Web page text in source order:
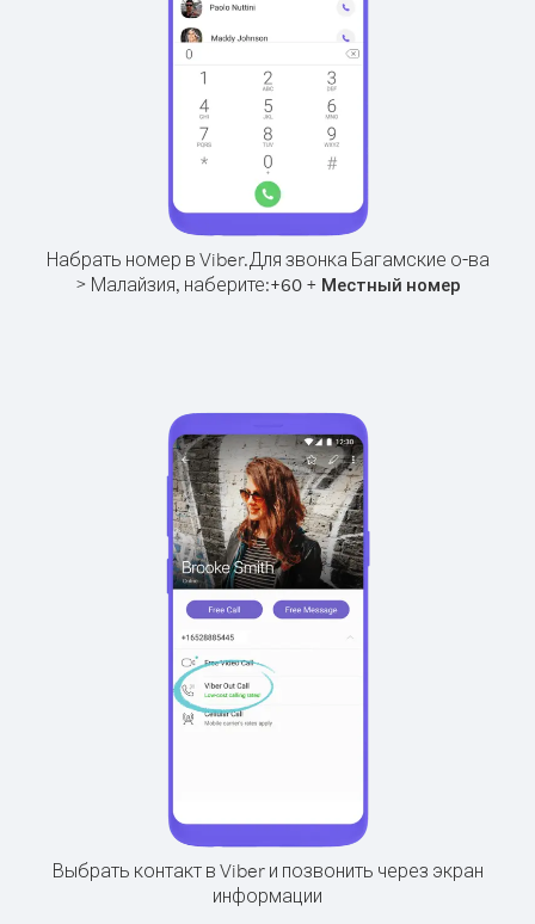
Набрать номер в Viber.Для звонка Багамские о-ва
> Малайзия, наберите:+60+ Местный номер
Выбрать контакт в Viber и позвонить через экран
информации